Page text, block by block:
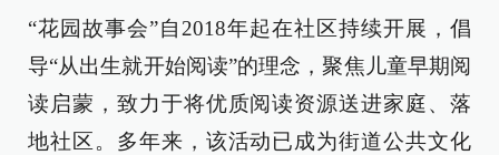
“花园故事会”自2018年起在社区持续开展，倡
导“从出生就开始阅读”的理念，聚焦儿童早期阅
读启蒙，致力于将优质阅读资源送进家庭、落
地社区。多年来，该活动已成为街道公共文化